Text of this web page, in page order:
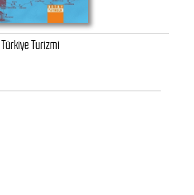
Türkiye Turizmi